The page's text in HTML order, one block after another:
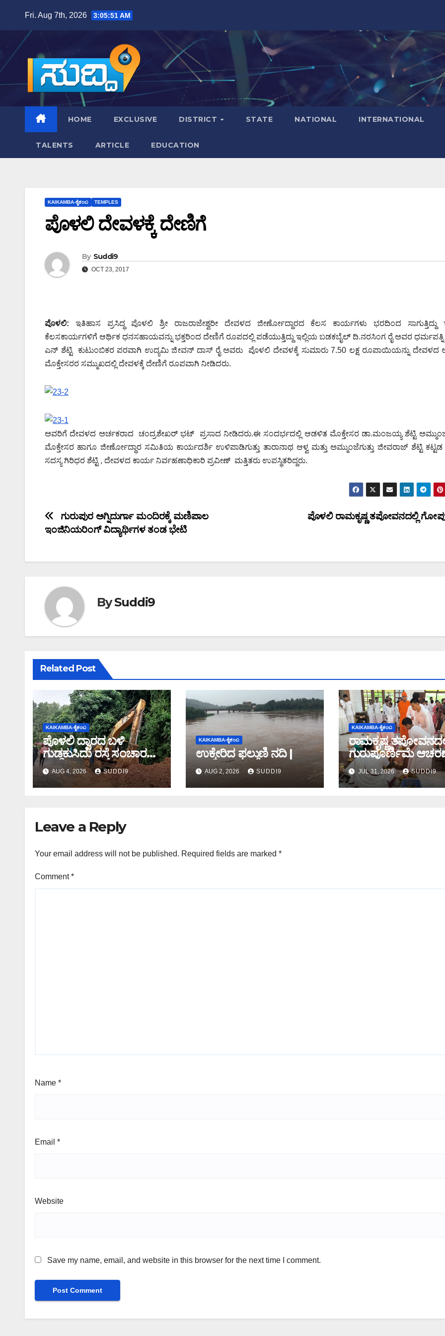
content
Fri. Aug 7th, 2026 3:05:52 AM
HOME EXCLUSIVE DISTRICT STATE NATIONAL INTERNATIONAL
TALENTS ARTICLE EDUCATION
KAIKAMBA-ಕೈಕಂಬ TEMPLES
ಪೊಳಲಿ ದೇವಳಕ್ಕೆ ದೇಣಿಗೆ
By Suddi9
OCT 23, 2017
ಪೊಳಲಿ: ಇತಿಹಾಸ ಪ್ರಸಿದ್ಧ ಪೊಳಲಿ ಶ್ರೀ ರಾಜರಾಜೇಶ್ವರೀ ದೇವಳದ ಜೀರ್ಣೋದ್ದಾರದ ಕೆಲಸ ಕಾರ್ಯಗಳು ಭರದಿಂದ ಸಾಗುತ್ತಿದ್ದು
ಕೆಲಸಕಾರ್ಯಗಳಿಗೆ ಆರ್ಥಿಕ ಧನಸಹಾಯವನ್ನು ಭಕ್ತರಿಂದ ದೇಣಿಗೆ ರೂಪದಲ್ಲಿ ಪಡೆಯುತ್ತಿದ್ದು ಇಲ್ಲಿಯ ಬಡಕಬೈಲ್ ದಿ.ನರಸಿಂಗ ರೈ ಅವರ ಧರ್ಮಪತ್ನಿ
ಎನ್ ಶೆಟ್ಟಿ ಕುಟುಂಬಿಕರ ಪರವಾಗಿ ಉದ್ಯಮಿ ಜೀವನ್ ದಾಸ್ ರೈ ಅವರು ಪೊಳಲಿ ದೇವಳಕ್ಕೆ ಸುಮಾರು 7.50 ಲಕ್ಷ ರೂಪಾಯಿಯನ್ನು ದೇವಳದ
ಮೊಕ್ತೇಸರರ ಸಮ್ಮುಖದಲ್ಲಿ ದೇವಳಕ್ಕೆ ದೇಣಿಗೆ ರೂಪವಾಗಿ ನೀಡಿದರು.
ಅವರಿಗೆ ದೇವಳದ ಅರ್ಚಕರಾದ ಚಂದ್ರಶೇಖರ್ ಭಟ್ ಪ್ರಸಾದ ನೀಡಿದರು.ಈ ಸಂದರ್ಭದಲ್ಲಿ ಆಡಳಿತ ಮೊಕ್ತೇಸರ ಡಾ.ಮಂಜಯ್ಯ ಶೆಟ್ಟಿ
ಮೊಕ್ತೇಸರ ಹಾಗೂ ಜೀರ್ಣೋದ್ಧಾರ ಸಮಿತಿಯ ಕಾರ್ಯದರ್ಶಿ ಉಳಿಪಾಡಿಗುತ್ತು ತಾರಾನಾಥ ಆಳ್ವ ಮತ್ತು ಅಮ್ಮುಂಜೆಗುತ್ತು ಜೀವರಾಜ್ ಶೆಟ್ಟಿ
ಸದಸ್ಯ ಗಿರಿಧರ ಶೆಟ್ಟಿ , ದೇವಳದ ಕಾರ್ಯ ನಿರ್ವಹಣಾಧಿಕಾರಿ ಪ್ರವೀಣ್ ಮತ್ತಿತರು ಉಪಸ್ಥಿತರಿದ್ದರು.
Post
navigation
ಪೊಳಲಿ ರಾಮಕೃಷ್ಣ ತಪೋವನದಲ್ಲಿ
ಗುರುಪುರ ಅಗ್ನಿದುರ್ಗಾ ಮಂದಿರಕ್ಕೆ ಮಣಿಪಾಲ
ಇಂಜಿನಿಯರಿಂಗ್ ವಿದ್ಯಾರ್ಥಿಗಳ ತಂಡ ಭೇಟಿ
BySuddi9
Related Post
KAIKAMBA-ಕೈಕಂಬ
ಪೊಳಲಿ ದ್ವಾರದ ಬಳಿ
ಗುಡ್ಡಕುಸಿದು ರಸ್ತೆ ಸಂಚಾರ
ಸ್ಥಗಿತ
AUG 4, 2026 SUDDI9
KAIKAMBA-ಕೈಕಂಬ
ಉಕ್ಕೇರಿದ ಫಲ್ಗುಣಿ ನದಿ |
AUG 2, 2026 SUDDI9
KAIKAMBA-ಕೈಕಂಬ
ರಾಮಕೃಷ್ಣ
ಗುರುಪೂರ್ಣಿಮೆ
JUL 31, 2026 SUDDI9
Leave a Reply
Your email address will not be published. Required fields are marked *
Comment*
Name *
Email *
Website
Save my name, email, and website in this browser for the next time I comment.